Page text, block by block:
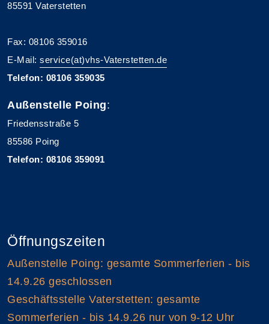
85591 Vaterstetten
Fax: 08106 359016
E-Mail: service(at)vhs-Vaterstetten.de
Telefon: 08106 359035
Außenstelle Poing:
Friedensstraße 5
85586 Poing
Telefon: 08106 359091
Öffnungszeiten
Außenstelle Poing: gesamte Sommerferien - bis
14.9.26 geschlossen
Geschäftsstelle Vaterstetten: gesamte
Sommerferien - bis 14.9.26 nur von 9-12 Uhr